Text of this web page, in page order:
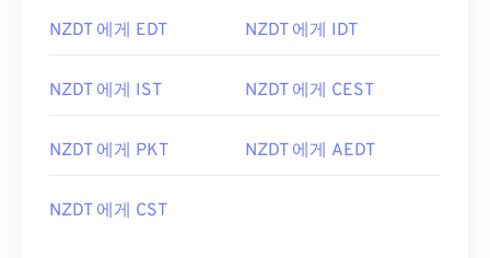
NZDT 에게 EDT NZDT 에게 IDT
NZDT 에게 IST NZDT 에게 CEST
NZDT 에게 PKT NZDT 에게 AEDT
NZDT 에게 CST